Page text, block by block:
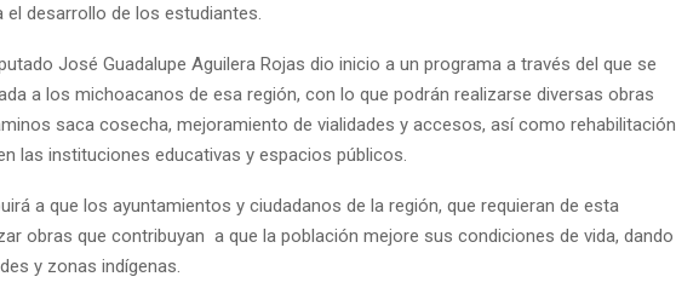
desarrollo de los estudiantes.
José Guadalupe Aguilera Rojas dio inicio a un programa a través del que se
a los michoacanos de esa región, con lo que podrán realizarse diversas obras
saca cosecha, mejoramiento de vialidades y accesos, así como rehabilitación
las instituciones educativas y espacios públicos.
a que los ayuntamientos y ciudadanos de la región, que requieran de esta
obras que contribuyan a que la población mejore sus condiciones de vida, dando
y zonas indígenas.